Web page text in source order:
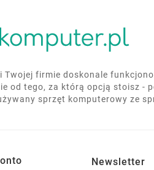
firmie doskonale
od tego, za którą opcją stoisz -
sprzęt komputerowy ze
Newsletter